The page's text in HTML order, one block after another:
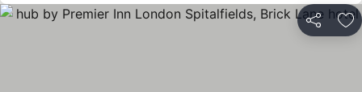
Partilhar